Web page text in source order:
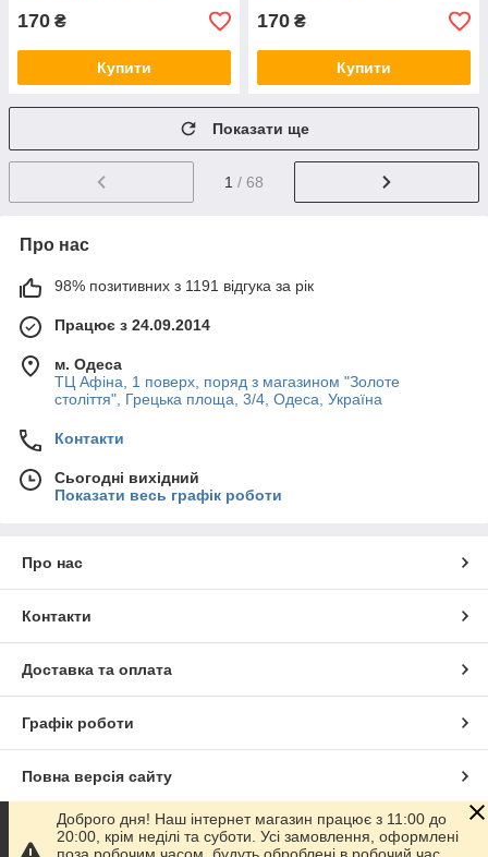
170 ₴
Купити
170 ₴
Купити
Показати ще
1 / 68
Про нас
98% позитивних з 1191 відгука за рік
Працює з 24.09.2014
м. Одеса
ТЦ Афіна, 1 поверх, поряд з магазином "Золоте
століття", Грецька площа, 3/4, Одеса, Україна
Контакти
Сьогодні вихідний
Показати весь графік роботи
Про нас
Контакти
Доставка та оплата
Графік роботи
Повна версія сайту
Сайт створено на маркетплейсіProm.ua
Доброго дня! Наш інтернет магазин працює з 11:00 до
20:00, крім неділі та суботи. Усі замовлення, оформлені